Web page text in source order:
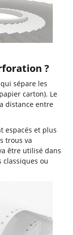
?
sépare les
carton). Le
distance entre
espacés et plus
trous va
être utilisé dans
classiques ou